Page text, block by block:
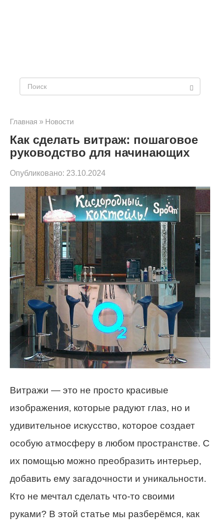
Главная » Новости
Как сделать витраж: пошаговое
руководство для начинающих
Опубликовано: 23.10.2024
Витражи — это не просто красивые
изображения, которые радуют глаз, но и
удивительное искусство, которое создает
особую атмосферу в любом пространстве. С
их помощью можно преобразить интерьер,
добавить ему загадочности и уникальности.
Кто не мечтал сделать что-то своими
руками? В этой статье мы разберёмся, как